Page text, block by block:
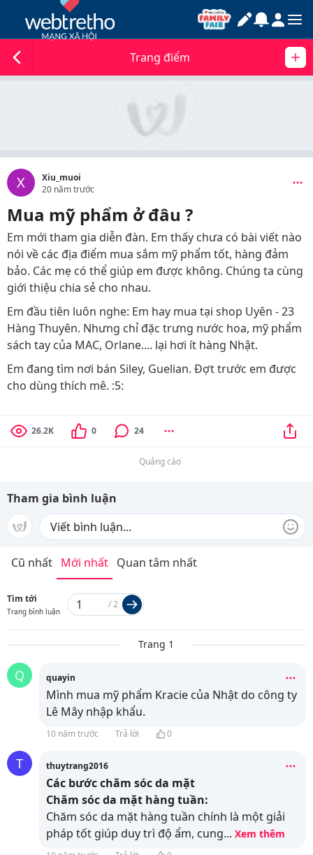
Trang điểm
X
Xiu_muoi
20 năm trước
Mua mỹ phẩm ở đâu ?
Em mới tham gia diễn đàn. Em thấy chưa có bài viết nào
nói về các địa điểm mua sắm mỹ phẩm tốt, hàng đảm
bảo. Các mẹ có thể giúp em được không. Chúng ta cùng
giới thiệu chia sẻ cho nhau.
Em đầu tiên luôn nghe: Em hay mua tại shop Uyên - 23
Hàng Thuyên. Nhưng chỉ đặc trưng nước hoa, mỹ phẩm
sách tay của MAC, Orlane.... lại hơi ít hàng Nhật.
Em đang tìm nơi bán Siley, Guelian. Đợt trước em được
cho dùng thích mê. :5:
26.2K 0 24
Quảng cáo
Tham gia bình luận
Cũ nhất Mới nhất Quan tâm nhất
Tìm tới
Trang bình luận
/2
Trang 1
Q quayin
Mình mua mỹ phẩm Kracie của Nhật do công ty
Lê Mây nhập khẩu.
10 năm trước Trả lời 0
T thuytrang2016
Các bước chăm sóc da mặt
Chăm sóc da mặt hàng tuần:
Chăm sóc da mặt hàng tuần chính là một giải
pháp tốt giúp duy trì độ ẩm, cung... Xem thêm